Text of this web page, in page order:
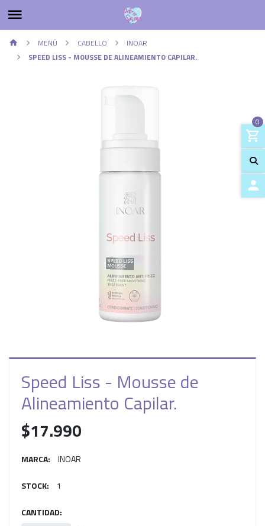
0
MENÚ CABELLO
INOAR
SPEED LISS - MOUSSE DE ALINEAMIENTO CAPILAR.
Speed Liss - Mousse de
Alineamiento Capilar.
$17.990
MARCA: INOAR
STOCK: 1
CANTIDAD: